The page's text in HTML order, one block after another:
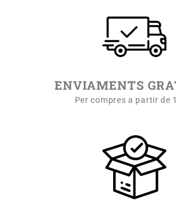
ENVIAMENTS
Per compres a partir de